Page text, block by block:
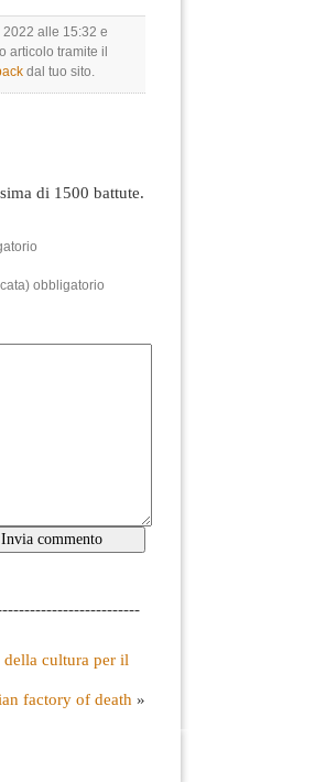
alle 15:32 e
articolo tramite il
dal tuo sito.
di 1500 battute.
obbligatorio
cultura per il
factory of death »